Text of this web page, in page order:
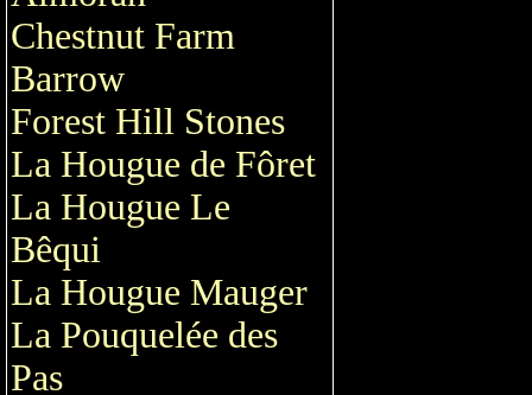
Chestnut Farm
Barrow
Forest Hill Stones
La Hougue de Fôret
La Hougue Le
Bêqui
La Hougue Mauger
La Pouquelée des
Pas